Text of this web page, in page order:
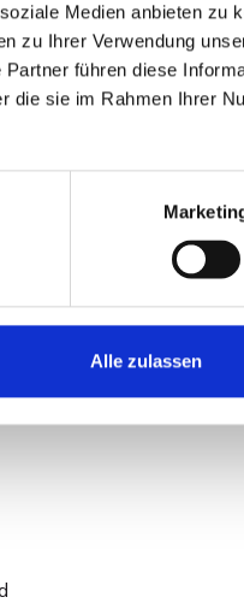
Medien anbieten zu
zu Ihrer Verwendung
führen diese
die sie im Rahmen Ihrer
Alle zulassen